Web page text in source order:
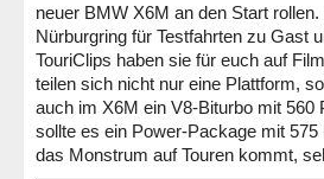
neuer BMW X6M an den Start
Nürburgring für Testfahrten zu Gast
TouriClips haben sie für euch auf
teilen sich nicht nur eine Plattform,
auch im X6M ein V8-Biturbo mit
sollte es ein Power-Package mit
das Monstrum auf Touren kommt,